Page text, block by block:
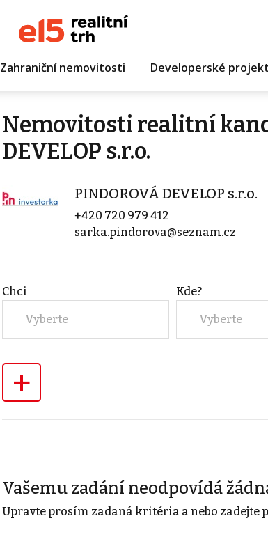
Zahraniční nemovitosti Developerské
Nemovitosti realitní
DEVELOP s.r.o.
PINDOROVÁ DEVELOP s.r.o.
+420 720 979 412
sarka.pindorova@seznam.cz
Chci
Vyberte
Kde?
Vyberte
+
Vašemu zadání neodpovídá
Upravte prosím zadaná kritéria a nebo zadejte